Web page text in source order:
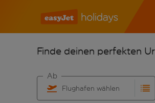
Finde deinen perfekten
Flughafen wählen
Ab